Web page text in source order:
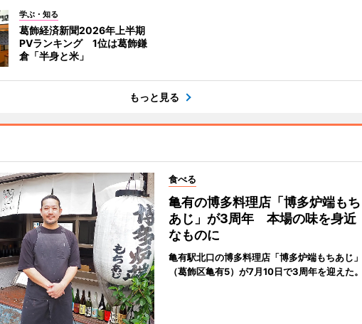
学ぶ・知る
葛飾経済新聞2026年上半期
PVランキング 1位は葛飾鎌
倉「半身と米」
もっと見る
食べる
亀有の博多料理店「博多炉端もち
あじ」が3周年 本場の味を身近
なものに
亀有駅北口の博多料理店「博多炉端もちあじ」
（葛飾区亀有5）が7月10日で3周年を迎えた。